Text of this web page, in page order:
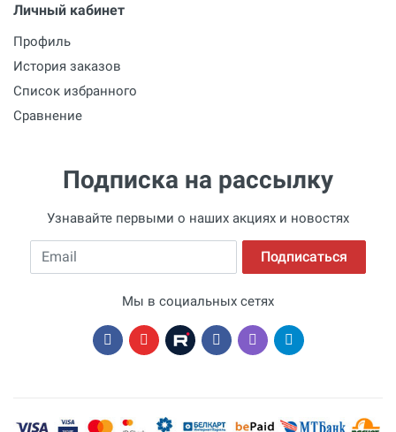
Личный кабинет
Профиль
История заказов
Список избранного
Сравнение
Подписка на рассылку
Узнавайте первыми о наших акциях и новостях
Email Подписаться
Мы в социальных сетях